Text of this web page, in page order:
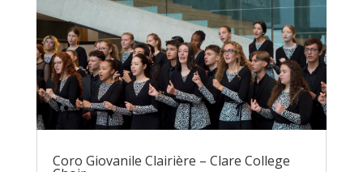
Coro Giovanile Clairière – Clare College